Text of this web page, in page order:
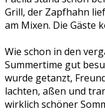
Grill, der Zapfhahn
am Mixen. Die Gäste
Wie schon in den
Summertime gut
wurde getanzt,
lachten, aßen und
wirklich schöner